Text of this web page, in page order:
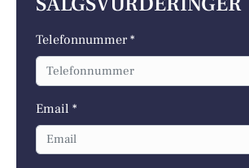
Telefonnummer *
Email *